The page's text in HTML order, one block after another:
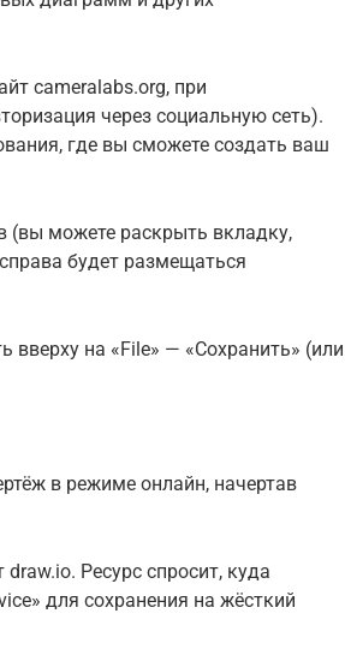
cameralabs.org, при
через социальную сеть).
где вы сможете создать ваш
(вы можете раскрыть вкладку,
будет размещаться
на «File» — «Сохранить» (или
в режиме онлайн, начертав
Ресурс спросит, куда
для сохранения на жёсткий